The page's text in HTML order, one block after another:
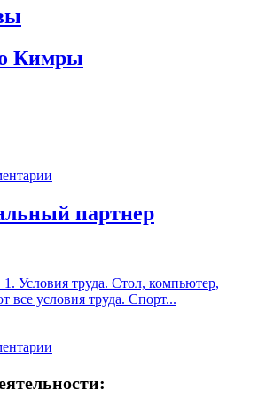
Кимры
партнер
Условия труда. Стол, компьютер,
все условия труда. Спорт...